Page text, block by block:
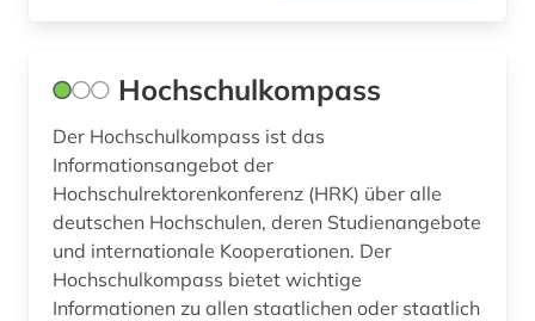
börse (3)
cd-rom (1)
chemie (5)
chemikalien (1)
Suedostasien (1)
Tschechische Republik (1)
Tuerkei (1)
USA (5)
Hochschulkompass
Der Hochschulkompass ist das
Informationsangebot der
Hochschulrektorenkonferenz (HRK) über alle
deutschen Hochschulen, deren Studienangebote
und internationale Kooperationen. Der
Hochschulkompass bietet wichtige
Informationen zu allen staatlichen oder staatlich